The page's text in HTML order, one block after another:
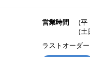
営業時間
(平
(土
ラストオーダ